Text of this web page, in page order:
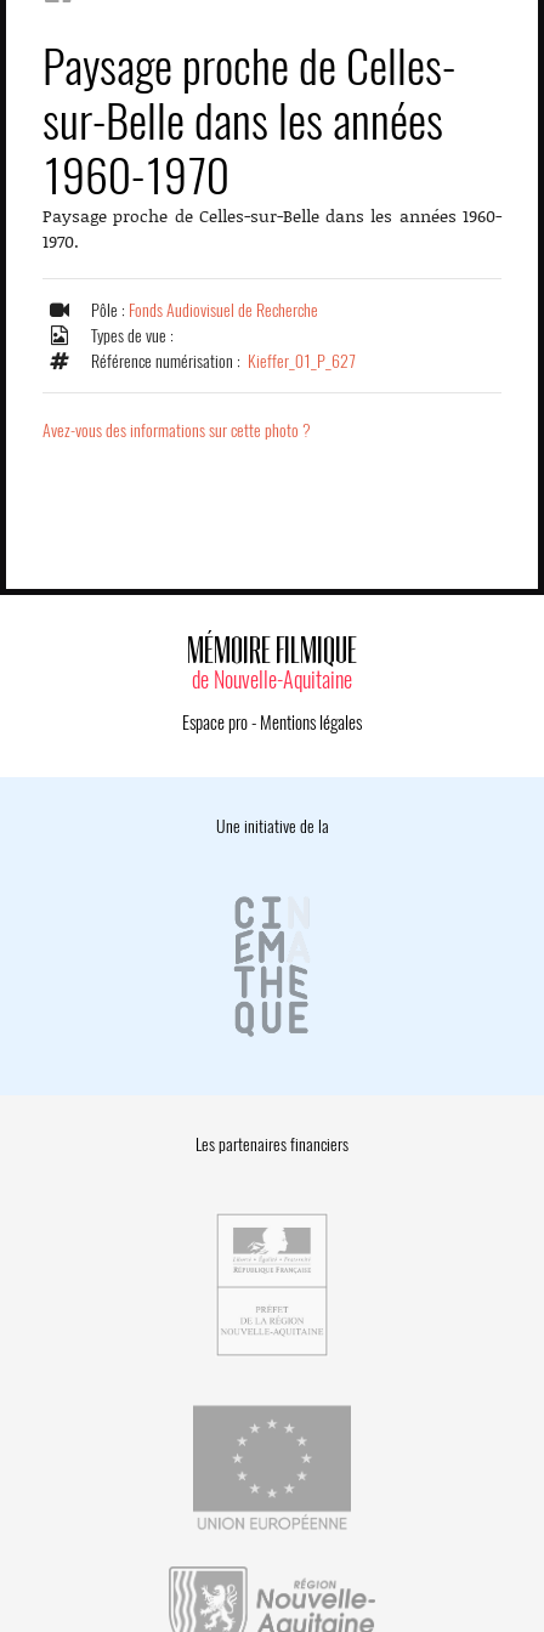
Paysage proche de Celles-
sur-Belle dans les années
1960-1970
Paysage proche de Celles-sur-Belle dans les années 1960-
1970.
Pôle : Fonds Audiovisuel de Recherche
Types de vue :
Référence numérisation : Kieffer_01_P_627
Avez-vous des informations sur cette photo ?
MÉMOIRE FILMIQUE
de Nouvelle-Aquitaine
Espace pro- Mentions légales
Une initiative de la
Les partenaires financiers